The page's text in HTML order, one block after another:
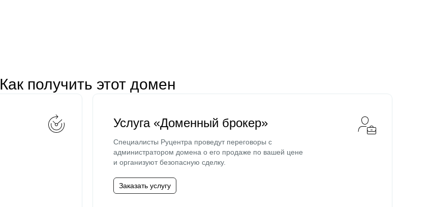
Как получить этот домен
Услуга «Доменный брокер»
Специалисты Руцентра проведут переговоры с
администратором домена о его продаже по вашей цене
и организуют безопасную сделку.
Заказать услугу